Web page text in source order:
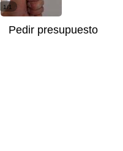
1/1
Pedir presupuesto